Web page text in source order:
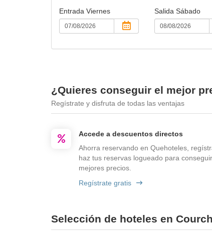
Entrada Viernes Salida Sábado
¿Quieres conseguir el mejor
Regístrate y disfruta de todas las ventajas
Accede a descuentos directos
Ahorra reservando en Quehoteles,
haz tus reservas logueado para
mejores precios.
Regístrate gratis
Selección de hoteles en